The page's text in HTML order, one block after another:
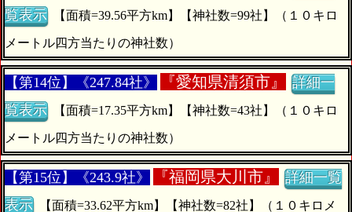
覧表示
メートル四方当たりの神社数）
【第14位】《247.84社》 『愛知県清須市』
詳細一
覧表示
メートル四方当たりの神社数）
【第15位】《243.9社》 『福岡県大川市』
詳細一覧
表示